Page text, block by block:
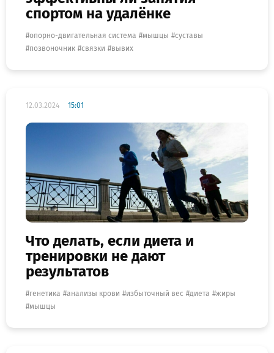
спортом на удалёнке
опорно-двигательная система мышцы
суставы
позвоночник
связки вывих
12.03.2024 15:01
Что делать, если диета и
тренировки не дают
результатов
генетика анализы крови избыточный вес диета
жиры
мышцы